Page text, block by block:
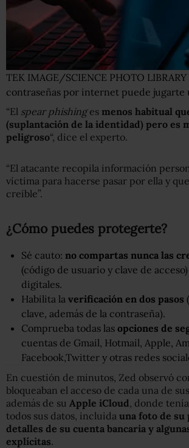
TEK IMAGE/SCIENCE PHOTO LIBRARY
contraseñas por internet puede jugarte
“El spear phishinges menos habitual
(suplantación de la identidad) pero es
peligroso“, dice el experto.
“El atacante recopila información
víctima para hacerse pasar por ella y
creíble”.
¿Cómo puedes protegerte?
Sé cauto: no compartas nunca las
(código de usuario y clave de
digitales.
Habilita la verificación en dos pasos
clave, además de la contraseña).
Comprueba todas las opciones de
cuentas de Gmail, Hotmail, Apple,
Facebook,Twitter y otras redes
En cuestión de minutos, Zed observó
bloqueaban el acceso de cada una de
además de su Apple iCloud , donde
todos sus datos, incluida una foto de su
detalles de su cuenta bancaria y
explícitas.